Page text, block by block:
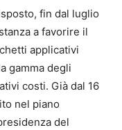
fin dal luglio
a favorire il
applicativi
gamma degli
costi. Già dal 16
nel piano
del